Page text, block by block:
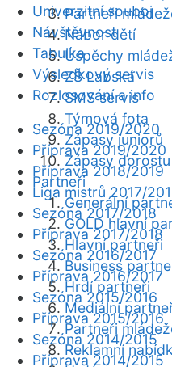
Partneři
Nábor dětí
Úspěchy
ZŠ Labská
SMS servis
Týmová fota
Zápasy juniorů
Zápasy dorostu
Partneři
Generální
GOLD hlavní
Hlavní partneři
Business
Hrdí partneři
Mediální
Partneři
Reklamní
Univerzitní souboj
Návštěvnost
Tabulka
Výsledkový servis
Rozlosování a info
Sezóna 2019/2020
Příprava 2019/2020
Příprava 2018/2019
Liga mistrů 2017/
Sezóna 2017/2018
Příprava 2017/2018
Sezóna 2016/2017
Příprava 2016/2017
Sezóna 2015/2016
Příprava 2015/2016
Sezóna 2014/2015
Příprava 2014/2015